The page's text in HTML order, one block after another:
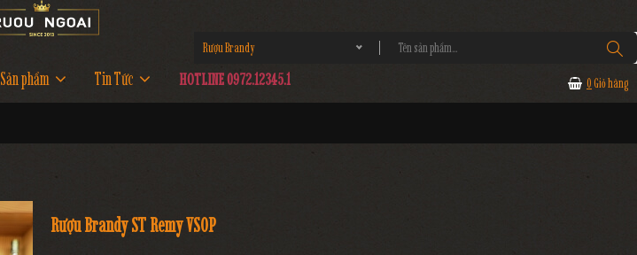
Rượu Brandy
Sản phẩm Tin Tức HOTLINE 0972.12345.1 0 Giỏ hàng
Rượu Brandy ST Remy VSOP